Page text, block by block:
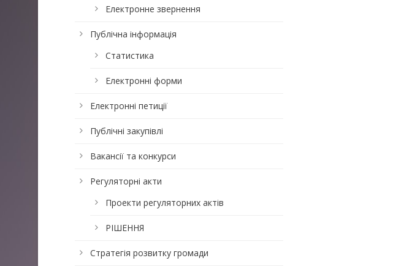
Електронне звернення
Публічна інформація
Статистика
Електронні форми
Електронні петиції
Публічні закупівлі
Вакансії та конкурси
Регуляторні акти
Проекти регуляторних актів
РІШЕННЯ
Стратегія розвитку громади